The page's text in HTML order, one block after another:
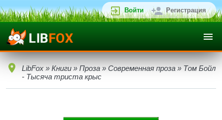
Войти Регистрация
LibFox » Книги » Проза » Современная проза » Том Бойл
- Тысяча триста крыс